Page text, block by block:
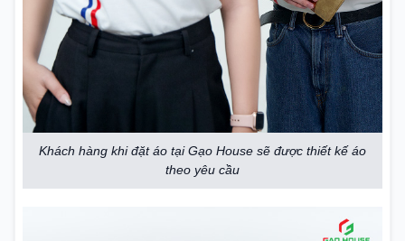
Khách hàng khi đặt áo tại Gạo House sẽ được thiết kế áo
theo yêu cầu